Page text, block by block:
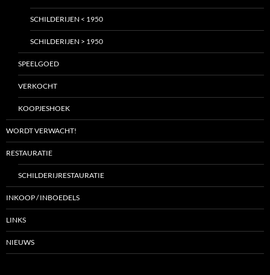
SCHILDERIJEN < 1950
SCHILDERIJEN > 1950
SPEELGOED
VERKOCHT
KOOPJESHOEK
WORDT VERWACHT!
RESTAURATIE
SCHILDERIJRESTAURATIE
INKOOP / INBOEDELS
LINKS
NIEUWS